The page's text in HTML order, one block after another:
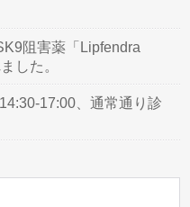
阻害薬「Lipfendra
した。
17:00、通常通り診